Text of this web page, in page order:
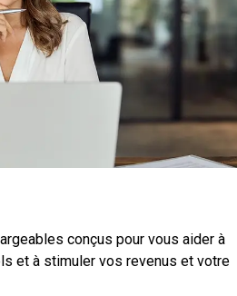
conçus pour vous aider à
et à stimuler vos revenus et votre